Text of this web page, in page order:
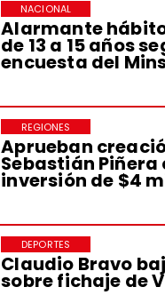
Alarmante
de 13 a 15 años
encuesta del
NACIONAL
Aprueban
Sebastián Piñera
inversión de $4
REGIONES
Claudio Bravo
sobre fichaje de
DEPORTES